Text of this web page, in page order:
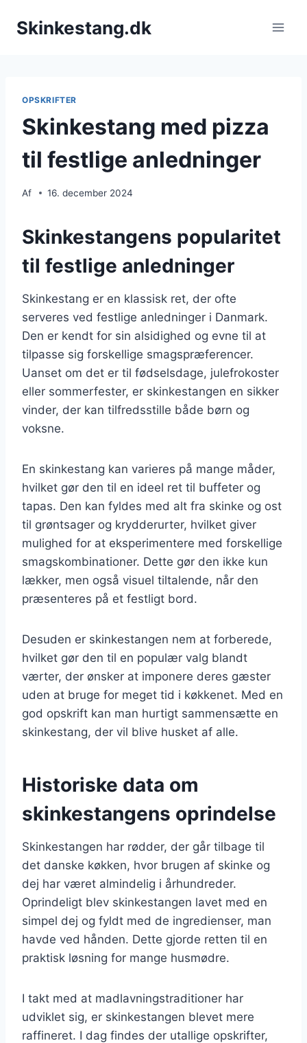
Skinkestang.dk
OPSKRIFTER
Skinkestang med pizza
til festlige anledninger
Af 16. december 2024
Skinkestangens popularitet
til festlige anledninger
Skinkestang er en klassisk ret, der ofte
serveres ved festlige anledninger i Danmark.
Den er kendt for sin alsidighed og evne til at
tilpasse sig forskellige smagspræferencer.
Uanset om det er til fødselsdage, julefrokoster
eller sommerfester, er skinkestangen en sikker
vinder, der kan tilfredsstille både børn og
voksne.
En skinkestang kan varieres på mange måder,
hvilket gør den til en ideel ret til buffeter og
tapas. Den kan fyldes med alt fra skinke og ost
til grøntsager og krydderurter, hvilket giver
mulighed for at eksperimentere med forskellige
smagskombinationer. Dette gør den ikke kun
lækker, men også visuel tiltalende, når den
præsenteres på et festligt bord.
Desuden er skinkestangen nem at forberede,
hvilket gør den til en populær valg blandt
værter, der ønsker at imponere deres gæster
uden at bruge for meget tid i køkkenet. Med en
god opskrift kan man hurtigt sammensætte en
skinkestang, der vil blive husket af alle.
Historiske data om
skinkestangens oprindelse
Skinkestangen har rødder, der går tilbage til
det danske køkken, hvor brugen af skinke og
dej har været almindelig i århundreder.
Oprindeligt blev skinkestangen lavet med en
simpel dej og fyldt med de ingredienser, man
havde ved hånden. Dette gjorde retten til en
praktisk løsning for mange husmødre.
I takt med at madlavningstraditioner har
udviklet sig, er skinkestangen blevet mere
raffineret. I dag findes der utallige opskrifter,